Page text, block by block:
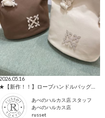
2026.05.16
★【新作！！】ロープハンドルバッグのご紹介★
あべのハルカス店 スタッフ
あべのハルカス店
russet